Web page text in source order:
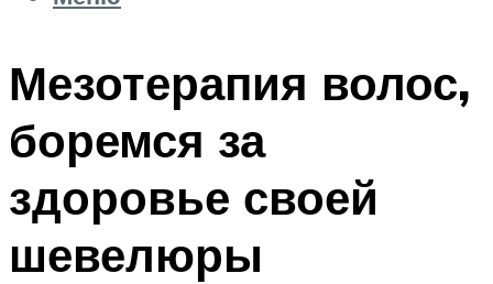
Мезотерапия волос,
боремся за
здоровье своей
шевелюры